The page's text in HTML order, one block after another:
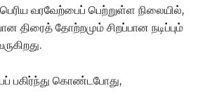
வரவேற்பைப் பெற்றுள்ள நிலையில்,
திரைத் தோற்றமும் சிறப்பான நடிப்பும்
பகிர்ந்து கொண்டபோது,